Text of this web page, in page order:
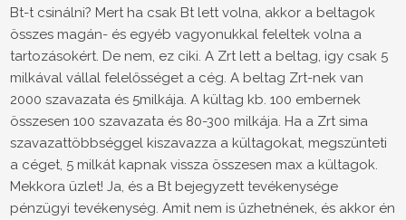
Bt-t csinálni? Mert ha csak Bt lett volna, akkor a beltagok
összes magán- és egyéb vagyonukkal feleltek volna a
tartozásokért. De nem, ez ciki. A Zrt lett a beltag, igy csak 5
milkával vállal felelősséget a cég. A beltag Zrt-nek van
2000 szavazata és 5milkája. A kültag kb. 100 embernek
összesen 100 szavazata és 80-300 milkája. Ha a Zrt sima
szavazattöbbséggel kiszavazza a kültagokat, megszünteti
a céget, 5 milkát kapnak vissza összesen max a kültagok.
Mekkora üzlet! Ja, és a Bt bejegyzett tevékenysége
pénzügyi tevékenység. Amit nem is űzhetnének, és akkor én